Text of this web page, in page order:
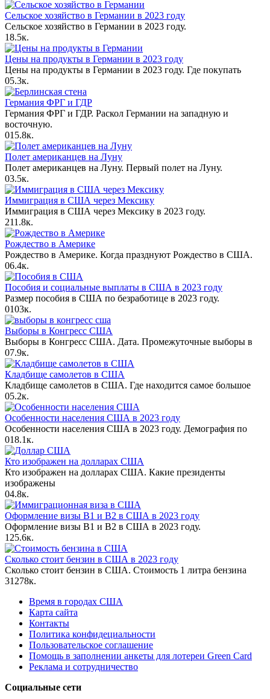
Сельское хозяйство в Германии в 2023 году
Сельское хозяйство в Германии в 2023 году.
18.5к.
Цены на продукты в Германии в 2023 году
Цены на продукты в Германии в 2023 году. Где покупать
05.3к.
Германия ФРГ и ГДР
Германия ФРГ и ГДР. Раскол Германии на западную и
восточную.
015.8к.
Полет американцев на Луну
Полет американцев на Луну. Первый полет на Луну.
03.5к.
Иммиграция в США через Мексику
Иммиграция в США через Мексику в 2023 году.
211.8к.
Рождество в Америке
Рождество в Америке. Когда празднуют Рождество в США.
06.4к.
Пособия и социальные выплаты в США в 2023 году
Размер пособия в США по безработице в 2023 году.
0103к.
Выборы в Конгресс США
Выборы в Конгресс США. Дата. Промежуточные выборы в
07.9к.
Кладбище самолетов в США
Кладбище самолетов в США. Где находится самое большое
05.2к.
Особенности населения США в 2023 году
Особенности населения США в 2023 году. Демография по
018.1к.
Кто изображен на долларах США
Кто изображен на долларах США. Какие президенты
изображены
04.8к.
Оформление визы B1 и B2 в США в 2023 году
Оформление визы B1 и B2 в США в 2023 году.
1 25.6к.
Сколько стоит бензин в США в 2023 году
Сколько стоит бензин в США. Стоимость 1 литра бензина
31 278к.
Время в городах США
Карта сайта
Контакты
Политика конфидециальности
Пользовательское соглашение
Помощь в заполнении анкеты для лотереи Green Card
Реклама и сотрудничество
Социальные сети